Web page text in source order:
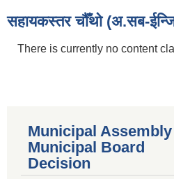
सहायकस्तर चौँथो (अ.सब-
There is currently no content
Municipal
Municipal Board
Decision